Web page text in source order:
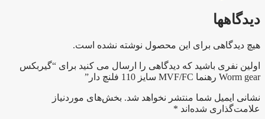
دیدگاهها
هیچ دیدگاهی برای این محصول نوشته نشده است.
اولین نفری باشید که دیدگاهی را ارسال می کنید برای “گیربکس
Worm gear رهنما MVF/FC سایز 110 فلنچ دار”
نشانی ایمیل شما منتشر نخواهد شد. بخش‌های موردنیاز
علامت‌گذاری شده‌اند *